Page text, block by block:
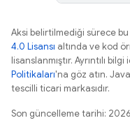
Aksi belirtilmediği sürece
4.0 Lisansı altında ve kod
lisanslanmıştır. Ayrıntılı bilgi
Politikaları'na göz atın.
tescilli ticari markasıdır.
Son güncelleme tarihi: